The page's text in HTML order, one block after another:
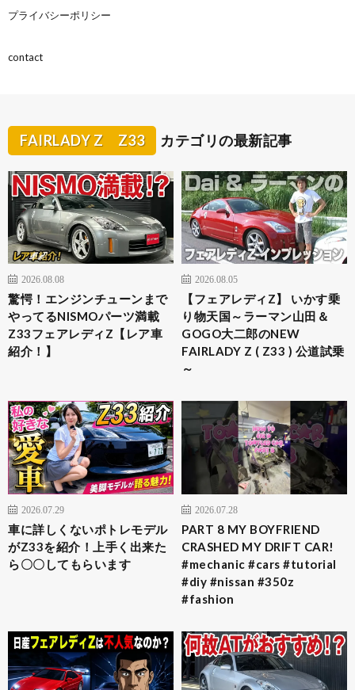
プライバシーポリシー
contact
FAIRLADY Z Z33 カテゴリの最新記事
2026.08.08
驚愕！エンジンチューンまで
やってるNISMOパーツ満載
Z33フェアレディZ【レア車
紹介！】
2026.08.05
【フェアレディZ】 いかす乗
り物天国～ラーマン山田＆
GOGO大二郎のNEW
FAIRLADY Z ( Z33 ) 公道試乗
～
2026.07.29
車に詳しくないポトレモデル
がZ33を紹介！上手く出来た
ら〇〇してもらいます
2026.07.28
PART 8 MY BOYFRIEND
CRASHED MY DRIFT CAR!
#mechanic #cars #tutorial
#diy #nissan #350z
#fashion